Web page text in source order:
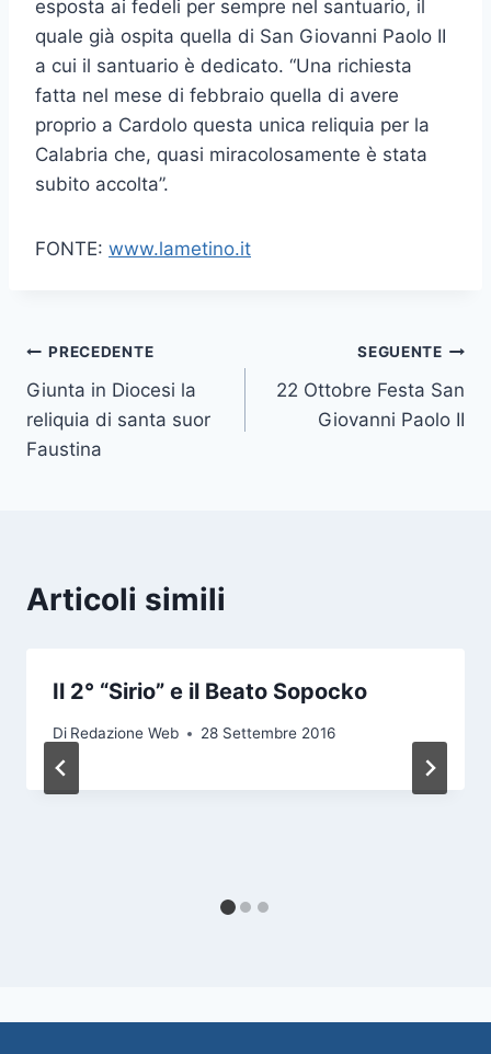
esposta ai fedeli per sempre nel santuario, il
quale già ospita quella di San Giovanni Paolo II
a cui il santuario è dedicato. “Una richiesta
fatta nel mese di febbraio quella di avere
proprio a Cardolo questa unica reliquia per la
Calabria che, quasi miracolosamente è stata
subito accolta”.
FONTE: www.lametino.it
PRECEDENTE
Giunta in Diocesi la
reliquia di santa suor
Faustina
SEGUENTE
22 Ottobre Festa San
Giovanni Paolo II
Articoli simili
Il 2° “Sirio” e il Beato Sopocko
Di Redazione Web 28 Settembre 2016